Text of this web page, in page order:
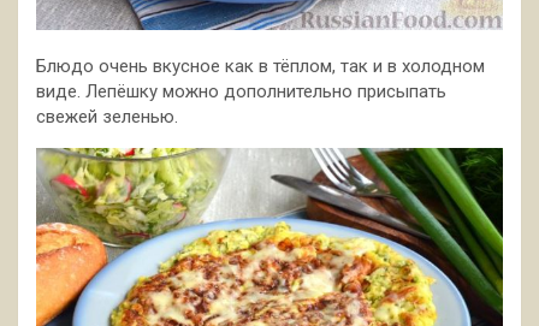
Блюдо очень вкусное как в тёплом, так и в холодном
виде. Лепёшку можно дополнительно присыпать
свежей зеленью.